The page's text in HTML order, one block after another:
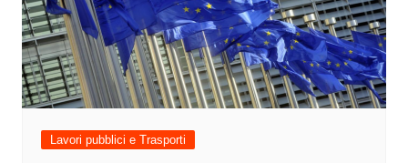
Lavori pubblici e Trasporti